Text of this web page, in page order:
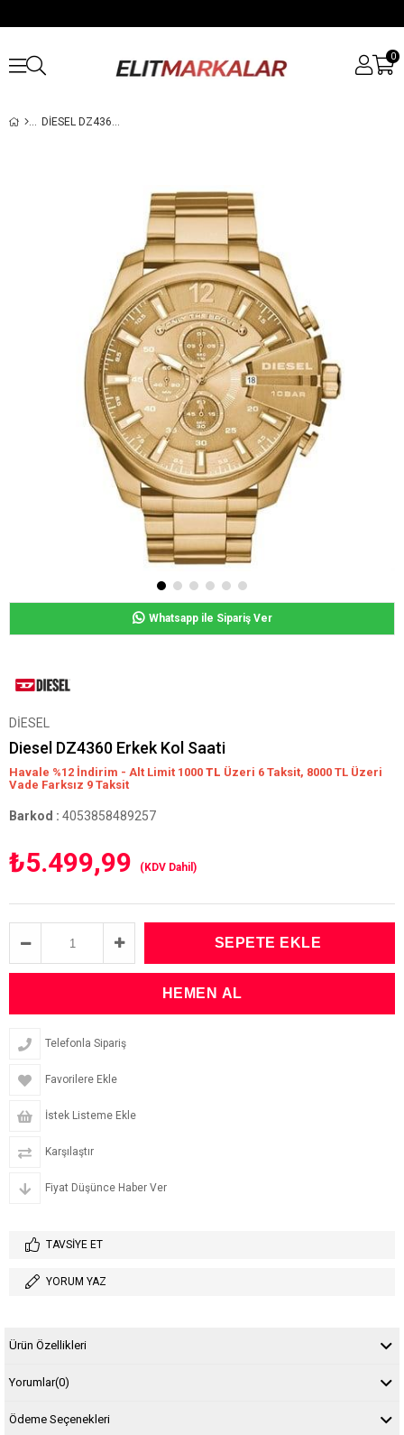
0
DIESEL DZ4360 ERKEK KOL SAATI
Whatsapp ile Sipariş Ver
DİESEL
Diesel DZ4360 Erkek Kol Saati
Havale %12 İndirim - Alt Limit 1000 TL Üzeri 6 Taksit, 8000 TL Üzeri
Vade Farksız 9 Taksit
Barkod : 4053858489257
₺5.499,99 (KDV Dahil)
Telefonla Sipariş
Favorilere Ekle
İstek Listeme Ekle
Karşılaştır
Fiyat Düşünce Haber Ver
TAVSIYE ET
YORUM YAZ
Ürün Özellikleri
Yorumlar(0)
Ödeme Seçenekleri